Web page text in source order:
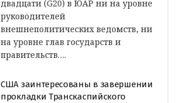
двадцати (G20) в ЮАР ни на уровне
руководителей
внешнеполитических ведомств, ни
на уровне глав государств и
правительств….
США заинтересованы в завершении
прокладки Транскаспийского